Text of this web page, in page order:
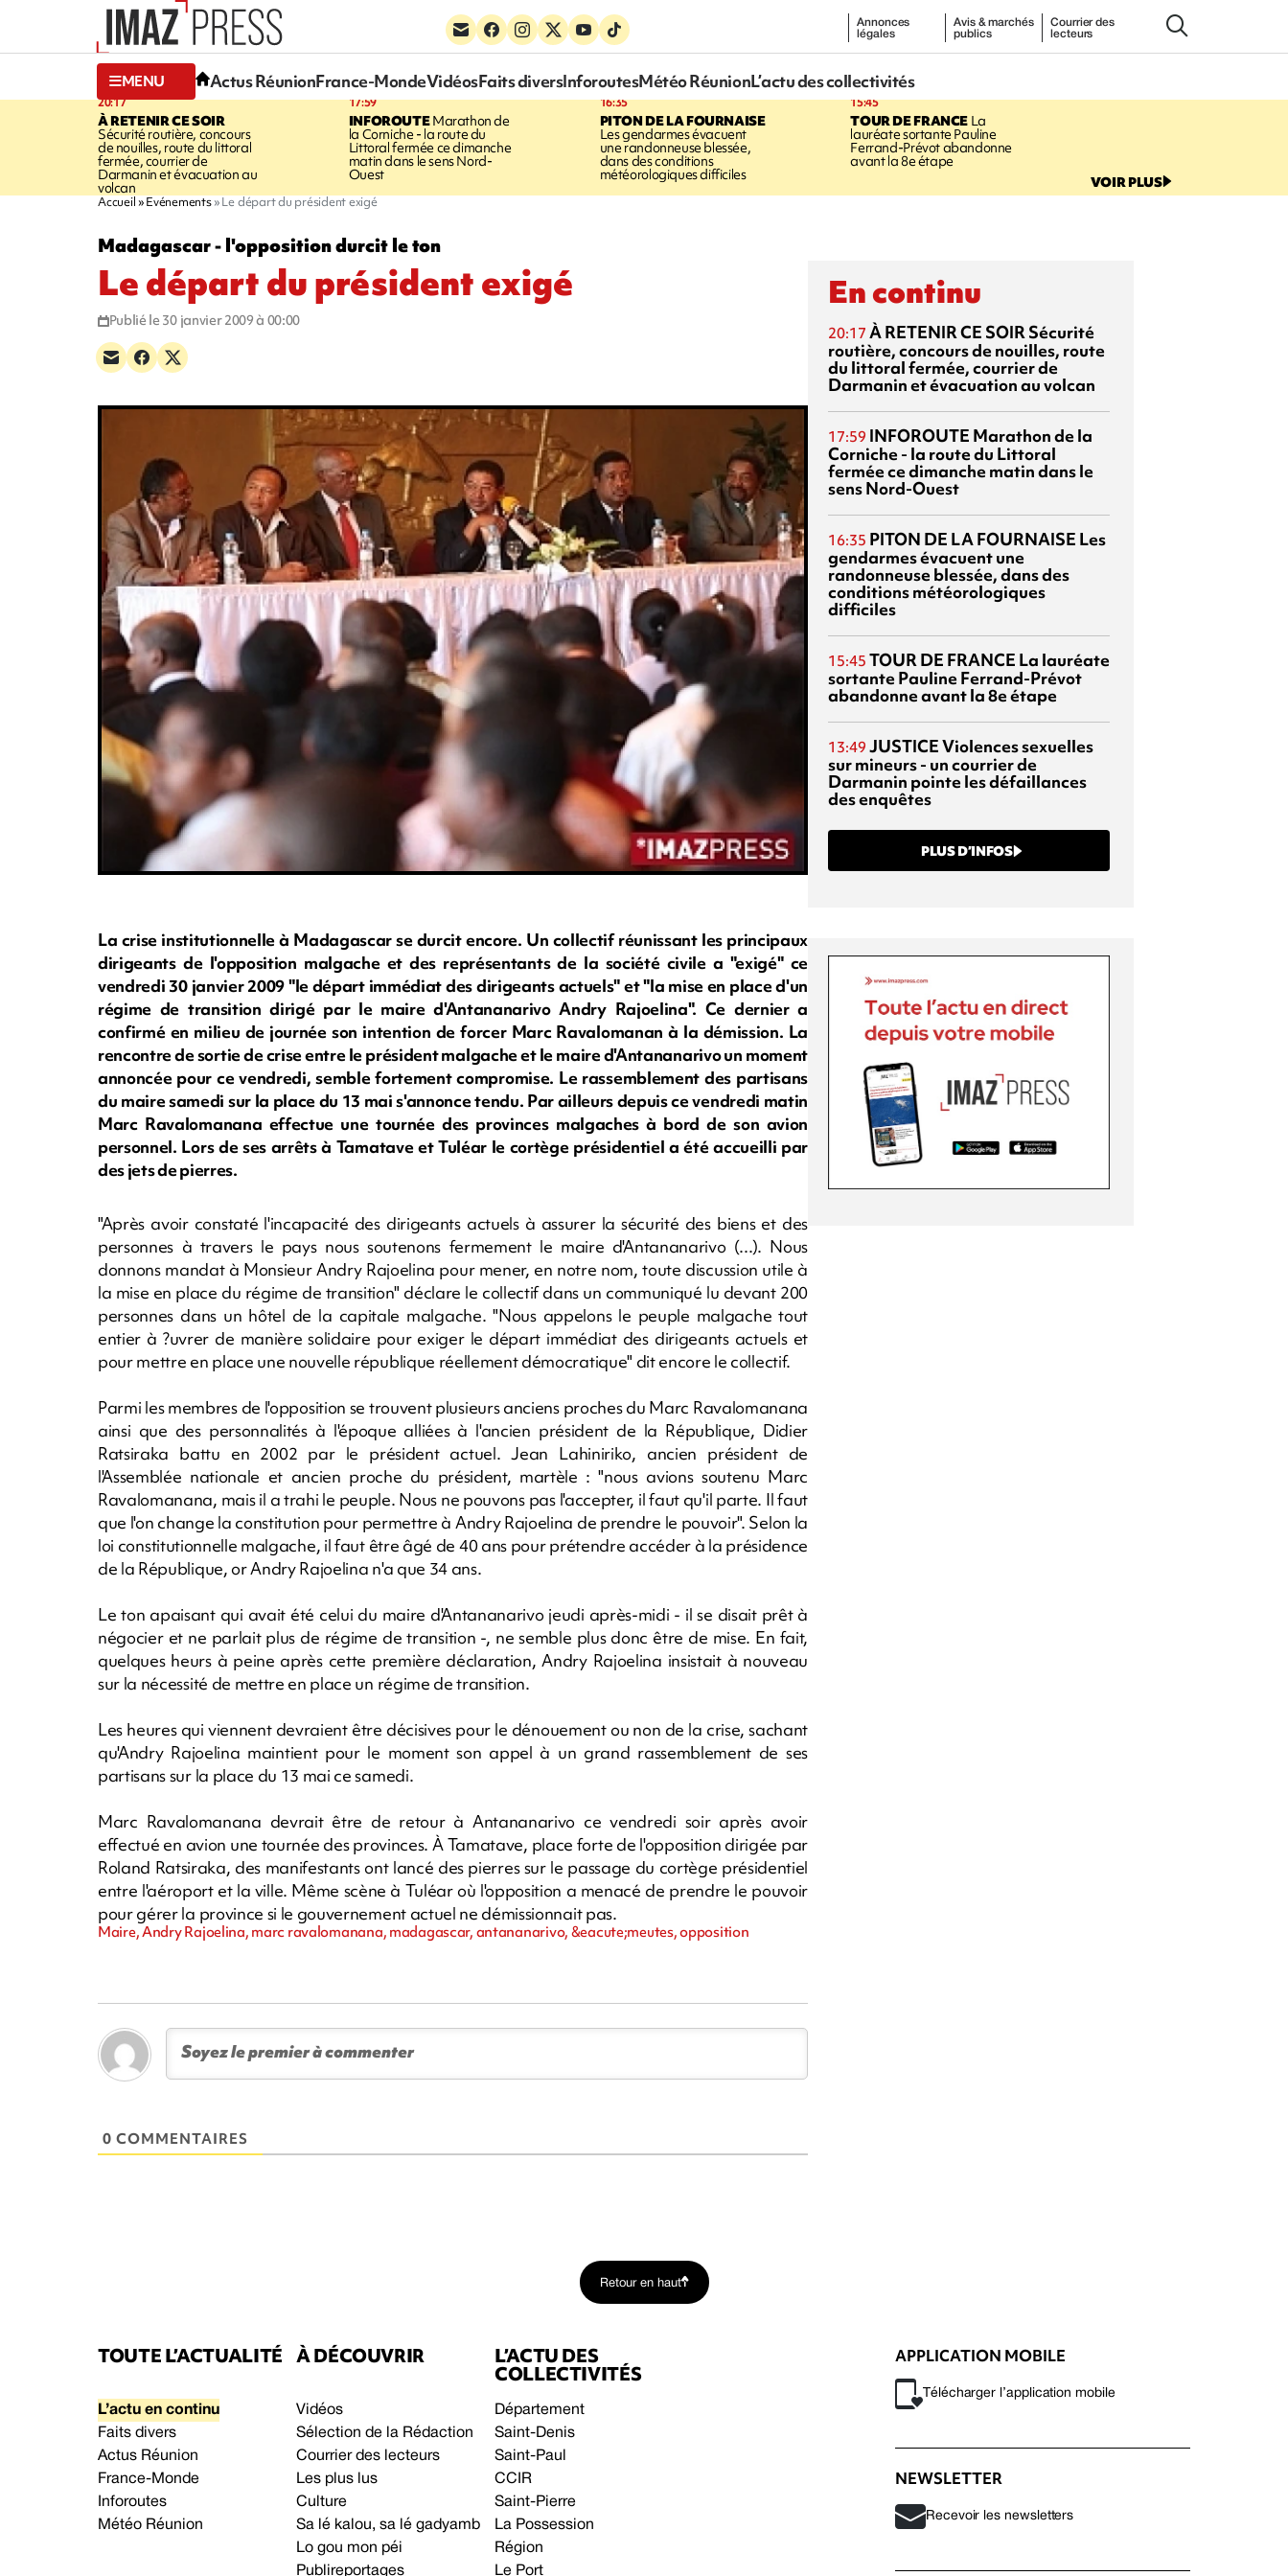
Annonces
légales
Avis & marchés
publics
Courrier des
lecteurs
MENU Actus RéunionFrance-MondeVidéosFaits diversInforoutesMétéo RéunionL’actu des collectivités
20:17
À RETENIR CE SOIR
Sécurité routière, concours
de nouilles, route du littoral
fermée, courrier de
Darmanin et évacuation au
volcan
17:59
INFOROUTEMarathon de
la Corniche - la route du
Littoral fermée ce dimanche
matin dans le sens Nord-
Ouest
16:35
PITON DE LA FOURNAISE
Les gendarmes évacuent
une randonneuse blessée,
dans des conditions
météorologiques difficiles
15:45
TOUR DE FRANCELa
lauréate sortante Pauline
Ferrand-Prévot abandonne
avant la 8e étape
VOIR PLUS
Accueil Evénements Le départ du président exigé
Madagascar - l'opposition durcit le ton
Le départ du président exigé
Publié le 30 janvier 2009 à 00:00
La crise institutionnelle à Madagascar se durcit encore. Un collectif réunissant les principaux
dirigeants de l'opposition malgache et des représentants de la société civile a "exigé" ce
vendredi 30 janvier 2009 "le départ immédiat des dirigeants actuels" et "la mise en place d'un
régime de transition dirigé par le maire d'Antananarivo Andry Rajoelina". Ce dernier a
confirmé en milieu de journée son intention de forcer Marc Ravalomanan à la démission. La
rencontre de sortie de crise entre le président malgache et le maire d'Antananarivo un moment
annoncée pour ce vendredi, semble fortement compromise. Le rassemblement des partisans
du maire samedi sur la place du 13 mai s'annonce tendu. Par ailleurs depuis ce vendredi matin
Marc Ravalomanana effectue une tournée des provinces malgaches à bord de son avion
personnel. Lors de ses arrêts à Tamatave et Tuléar le cortège présidentiel a été accueilli par
des jets de pierres.
"Après avoir constaté l'incapacité des dirigeants actuels à assurer la sécurité des biens et des
personnes à travers le pays nous soutenons fermement le maire d'Antananarivo (...). Nous
donnons mandat à Monsieur Andry Rajoelina pour mener, en notre nom, toute discussion utile à
la mise en place du régime de transition" déclare le collectif dans un communiqué lu devant 200
personnes dans un hôtel de la capitale malgache. "Nous appelons le peuple malgache tout
entier à ?uvrer de manière solidaire pour exiger le départ immédiat des dirigeants actuels et
pour mettre en place une nouvelle république réellement démocratique" dit encore le collectif.
Parmi les membres de l'opposition se trouvent plusieurs anciens proches du Marc Ravalomanana
ainsi que des personnalités à l'époque alliées à l'ancien président de la République, Didier
Ratsiraka battu en 2002 par le président actuel. Jean Lahiniriko, ancien président de
l'Assemblée nationale et ancien proche du président, martèle : "nous avions soutenu Marc
Ravalomanana, mais il a trahi le peuple. Nous ne pouvons pas l'accepter, il faut qu'il parte. Il faut
que l'on change la constitution pour permettre à Andry Rajoelina de prendre le pouvoir". Selon la
loi constitutionnelle malgache, il faut être âgé de 40 ans pour prétendre accéder à la présidence
de la République, or Andry Rajoelina n'a que 34 ans.
Le ton apaisant qui avait été celui du maire d'Antananarivo jeudi après-midi - il se disait prêt à
négocier et ne parlait plus de régime de transition -, ne semble plus donc être de mise. En fait,
quelques heurs à peine après cette première déclaration, Andry Rajoelina insistait à nouveau
sur la nécessité de mettre en place un régime de transition.
Les heures qui viennent devraient être décisives pour le dénouement ou non de la crise, sachant
qu'Andry Rajoelina maintient pour le moment son appel à un grand rassemblement de ses
partisans sur la place du 13 mai ce samedi.
Marc Ravalomanana devrait être de retour à Antananarivo ce vendredi soir après avoir
effectué en avion une tournée des provinces. À Tamatave, place forte de l'opposition dirigée par
Roland Ratsiraka, des manifestants ont lancé des pierres sur le passage du cortège présidentiel
entre l'aéroport et la ville. Même scène à Tuléar où l'opposition a menacé de prendre le pouvoir
pour gérer la province si le gouvernement actuel ne démissionnait pas.
Maire, Andry Rajoelina, marc ravalomanana, madagascar, antananarivo, &eacute;meutes, opposition
0 COMMENTAIRES
En continu
20:17 À RETENIR CE SOIR Sécurité
routière, concours de nouilles, route
du littoral fermée, courrier de
Darmanin et évacuation au volcan
17:59 INFOROUTE Marathon de la
Corniche - la route du Littoral
fermée ce dimanche matin dans le
sens Nord-Ouest
16:35 PITON DE LA FOURNAISE Les
gendarmes évacuent une
randonneuse blessée, dans des
conditions météorologiques
difficiles
15:45 TOUR DE FRANCE La lauréate
sortante Pauline Ferrand-Prévot
abandonne avant la 8e étape
13:49 JUSTICEViolences sexuelles
sur mineurs - un courrier de
Darmanin pointe les défaillances
des enquêtes
PLUS D’INFOS
Retour en haut
TOUTE L’ACTUALITÉ
L’actu en continu
Faits divers
Actus Réunion
France-Monde
Inforoutes
Météo Réunion
À DÉCOUVRIR
Vidéos
Sélection de la Rédaction
Courrier des lecteurs
Les plus lus
Culture
Sa lé kalou, sa lé gadyamb
Lo gou mon péi
Publireportages
L’ACTU DES
COLLECTIVITÉS
Département
Saint-Denis
Saint-Paul
CCIR
Saint-Pierre
La Possession
Région
Le Port
APPLICATION MOBILE
Télécharger l’application mobile
NEWSLETTER
Recevoir les newsletters